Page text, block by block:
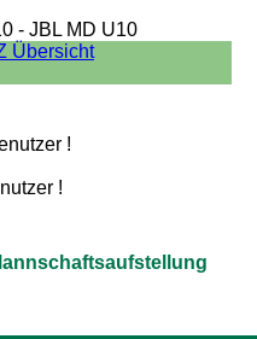
- JBL MD U10
Übersicht
!
!